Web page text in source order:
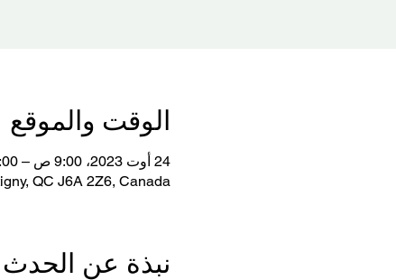
الوقت والموقع
24 أوت 2023، 9:00 ص – 5:00 م غرينتش-4
QC J6A 2Z6, Canada
نبذة عن الحدث